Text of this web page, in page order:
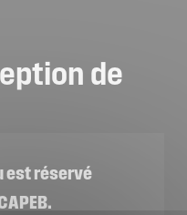
de
est réservé